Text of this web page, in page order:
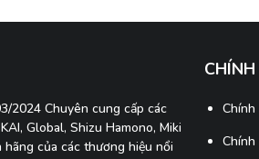
2024 Chuyên cung cấp các
Global, Shizu Hamono, Miki
hãng của các thương hiệu nổi